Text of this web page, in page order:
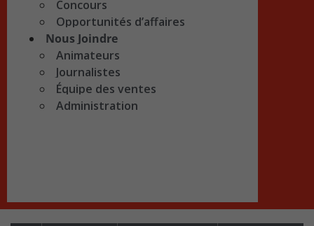
Concours
Opportunités d’affaires
Nous Joindre
Animateurs
Journalistes
Équipe des ventes
Administration